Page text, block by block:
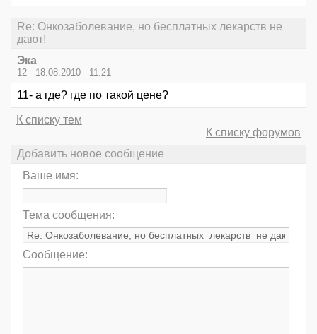
Re: Онкозаболевание, но бесплатных лекарств не
дают!
Эка
12 - 18.08.2010 - 11:21
11- а где? где по такой цене?
К списку тем
К списку форумов
Добавить новое сообщение
Ваше имя:
Тема сообщения:
Сообщение: